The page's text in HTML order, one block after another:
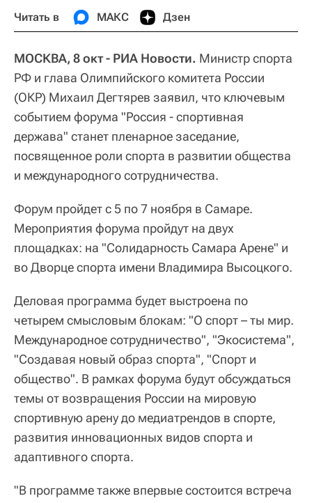
Читать в МАКС Дзен
МОСКВА, 8 окт - РИА Новости. Министр спорта
РФ и глава Олимпийского комитета России
(ОКР) Михаил Дегтярев заявил, что ключевым
событием форума "Россия - спортивная
держава" станет пленарное заседание,
посвященное роли спорта в развитии общества
и международного сотрудничества.
Форум пройдет с 5 по 7 ноября в Самаре.
Мероприятия форума пройдут на двух
площадках: на "Солидарность Самара Арене" и
во Дворце спорта имени Владимира Высоцкого.
Деловая программа будет выстроена по
четырем смысловым блокам: "О спорт – ты мир.
Международное сотрудничество", "Экосистема",
"Создавая новый образ спорта", "Спорт и
общество". В рамках форума будут обсуждаться
темы от возвращения России на мировую
спортивную арену до медиатрендов в спорте,
развития инновационных видов спорта и
адаптивного спорта.
"В программе также впервые состоится встреча